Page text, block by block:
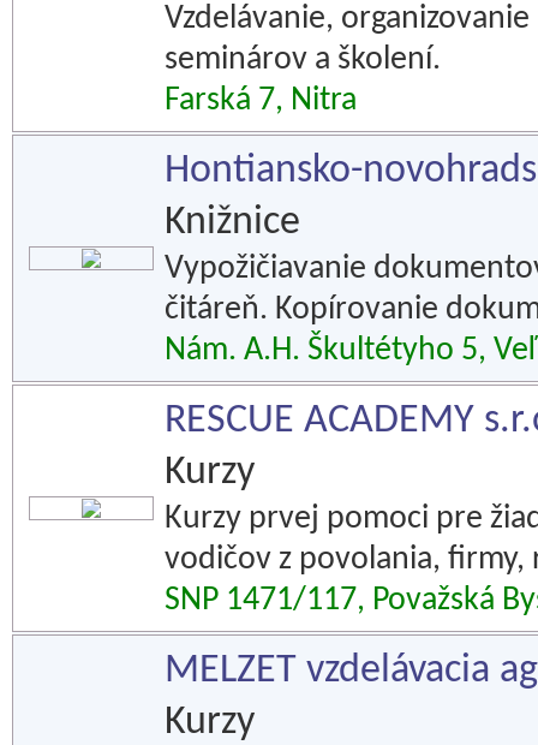
Vzdelávanie,
seminárov a školení.
Farská 7, Nitra
Hontiansko-
Knižnice
Vypožičiavanie
čitáreň. Kopírovanie
Nám. A.H. Škultétyho 5,
RESCUE ACADEMY
Kurzy
Kurzy prvej pomoci pre
vodičov z povolania,
SNP 1471/117, Považská
MELZET vzdelávacia
Kurzy